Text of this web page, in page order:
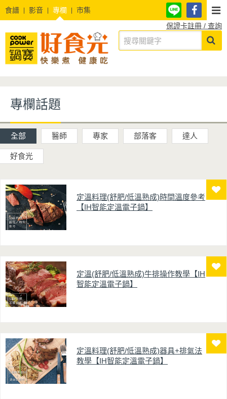
食譜 影音 專欄
市集
保證卡註冊 / 查詢
專欄話題
全部 醫師 專家 部落客 達人
好食光
定溫料理(舒肥/低溫熟成)時間溫度參考
【IH智能定溫電子鍋】
定溫(舒肥/低溫熟成)牛排操作教學【IH
智能定溫電子鍋】
定溫料理(舒肥/低溫熟成)器具+排氣法
教學【IH智能定溫電子鍋】